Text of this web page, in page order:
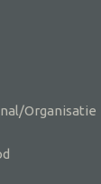
Organisatie